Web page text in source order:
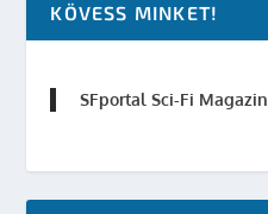
KÖVESS MINKET!
SFportal Sci-Fi Magazin